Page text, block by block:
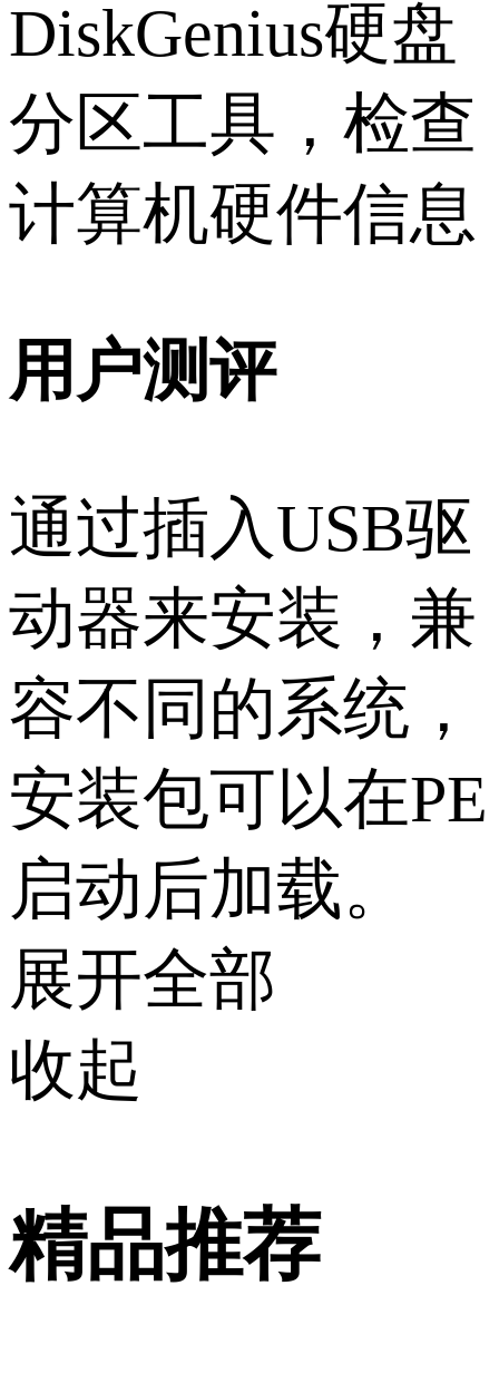
DiskGenius硬盘
分区工具，检查
计算机硬件信息
用户测评
通过插入USB驱
动器来安装，兼
容不同的系统，
安装包可以在PE
启动后加载。
展开全部
收起
精品推荐